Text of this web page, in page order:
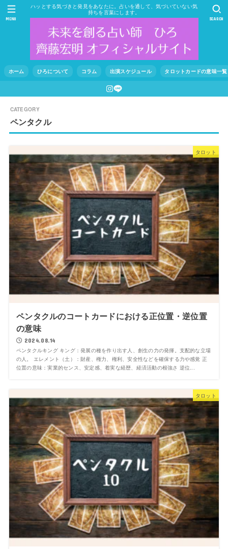
ハッとする気づきと発見をあなたに。占いを通して、気づいていない気
持ちを言葉にします。
ホーム ひろについて コラム 出演スケジュール タロットカードの意味一覧
SEARCH
MENU
ペンタクル
タロット
ペンタクルのコートカードにおける正位置・逆位置
の意味
2024.08.14
ペンタクルキング キング：発展の種を作り出す人、創生の力の発揮。支配的な立場
の人。 エレメント（土）：財産、権力、権利、安全性などを確保する力や感覚 正
位置の意味：実業的センス、安定感、着実な経歴、経済活動の根強さ 逆位...
タロット